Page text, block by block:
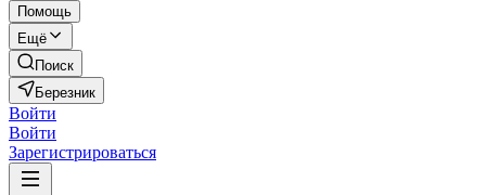
Помощь
Ещё
Поиск
Березник
Войти
Войти
Зарегистрироваться